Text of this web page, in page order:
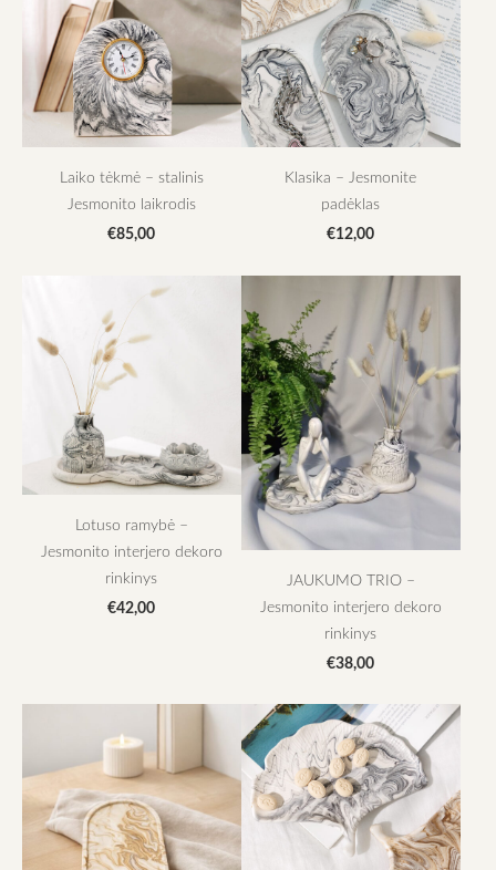
Laiko tėkmė – stalinis
Jesmonito laikrodis
€85,00
Klasika – Jesmonite
padėklas
€12,00
Lotuso ramybė –
Jesmonito interjero dekoro
rinkinys
€42,00
JAUKUMO TRIO –
Jesmonito interjero dekoro
rinkinys
€38,00